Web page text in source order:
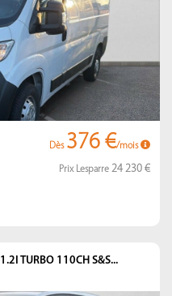
Dès 376 €/mois
Prix Lesparre 24 230 €
TURBO 110CH S&S...